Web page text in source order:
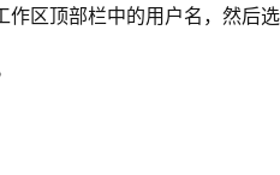
区顶部栏中的用户名，然后选